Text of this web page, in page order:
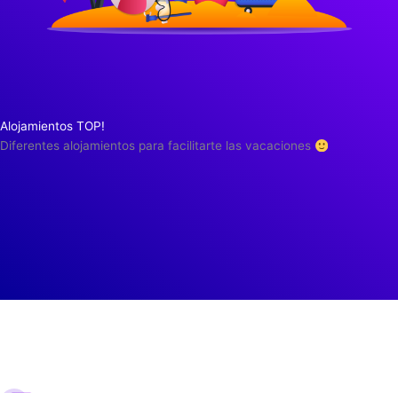
Alojamientos TOP!
Diferentes alojamientos para facilitarte las vacaciones